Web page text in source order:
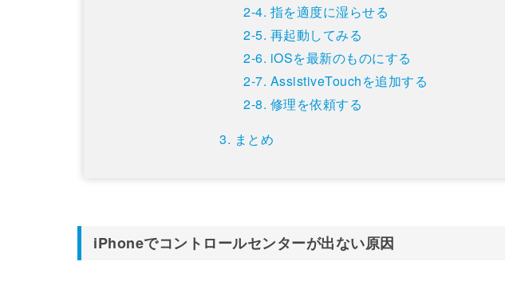
指を適度に湿らせる
再起動してみる
iOSを最新のものにする
AssistiveTouchを追加する
修理を依頼する
まとめ
iPhoneでコントロールセンターが出ない原因